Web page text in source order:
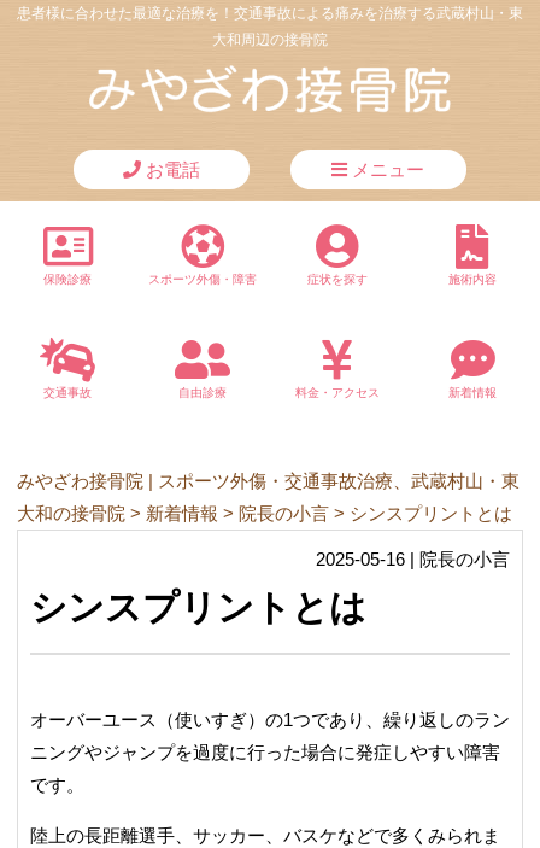
患者様に合わせた最適な治療を！交通事故による痛みを治療する武蔵村山・東
大和周辺の接骨院
お電話 メニュー
保険診療 スポーツ外傷・障害 症状を探す 施術内容
交通事故 自由診療 料金・アクセス 新着情報
みやざわ接骨院 | スポーツ外傷・交通事故治療、武蔵村山・東
大和の接骨院 > 新着情報 > 院長の小言 > シンスプリントとは
2025-05-16 | 院長の小言
シンスプリントとは
オーバーユース（使いすぎ）の1つであり、繰り返しのラン
ニングやジャンプを過度に行った場合に発症しやすい障害
です。
陸上の長距離選手、サッカー、バスケなどで多くみられま